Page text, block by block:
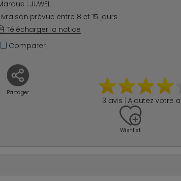
: JUWEL
prévue entre 8 et 15 jours
Télécharger la notice
Comparer
Partager
3 avis | Ajoutez votre
Wishlist